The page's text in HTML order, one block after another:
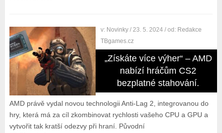
v: Novinky / 23. 5. 2024 / od: Redakce
TBgames.cz
„Získáte více výher“ – AMD
nabízí hráčům CS2
bezplatné stahování.
AMD právě vydal novou technologii Anti-Lag 2, integrovanou do
hry, která má za cíl zkombinovat rychlosti vašeho CPU a GPU a
vytvořit tak kratší odezvy při hraní. Původní